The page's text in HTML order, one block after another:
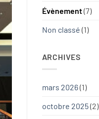
Évènement(7)
Non classé (1)
ARCHIVES
mars 2026(1)
octobre 2025(2)